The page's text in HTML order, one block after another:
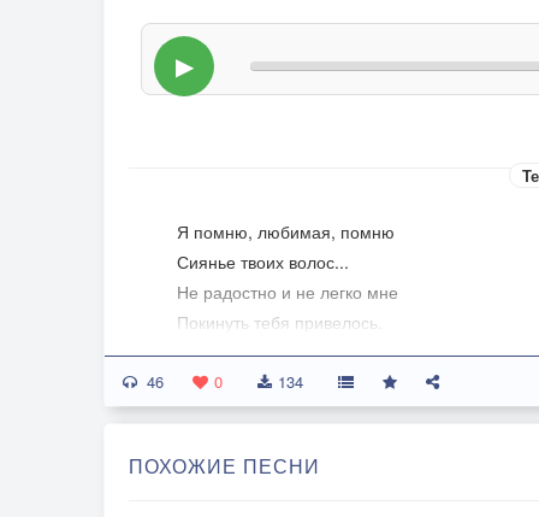
▶
Я помню, любимая, помню
Сиянье твоих волос...
Не радостно и не легко мне
Покинуть тебя привелось.
Я помню, ты мне говорила:
«Пройдут голубые года,
С другою меня навсегда».
46 0 134
ПОХОЖИЕ ПЕСНИ